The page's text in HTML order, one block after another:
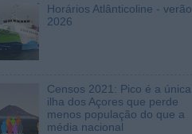
Horários Atlânticoline - verão
2026
Censos 2021: Pico é a única
ilha dos Açores que perde
menos população do que a
média nacional